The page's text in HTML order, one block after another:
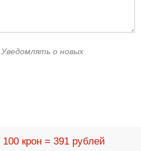
Уведомлять о новых
100 крон = 391 рублей